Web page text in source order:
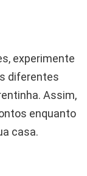
experimente
diferentes
Assim,
enquanto
casa.